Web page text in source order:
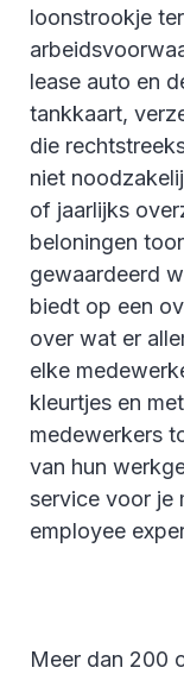
loonstrookje
lease auto en
tankkaart,
die
niet
of jaarlijks
beloningen
gewaardeerd
biedt op een
over wat er
elke
kleurtjes en
medewerkers
van hun
service voor je
employee
Meer dan 200